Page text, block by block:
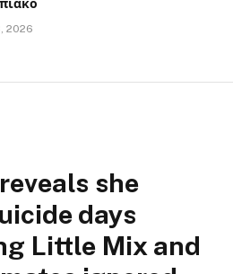
2026
she
days
Little Mix and